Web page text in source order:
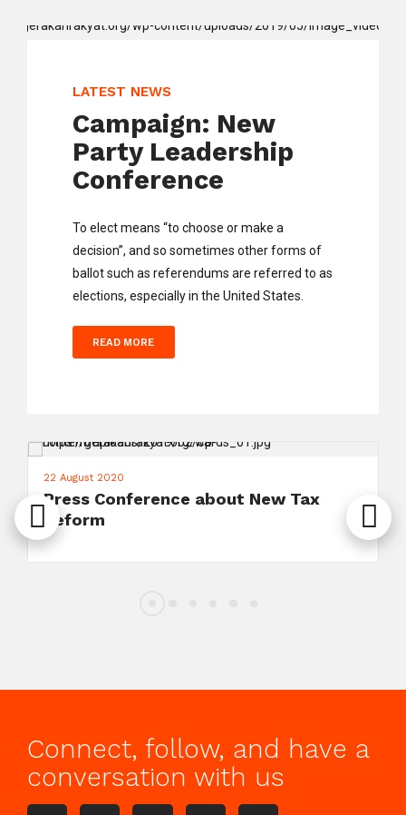
LATEST NEWS
Campaign: New
Party Leadership
Conference
To elect means “to choose or make a
decision”, and so sometimes other forms of
ballot such as referendums are referred to as
elections, especially in the United States.
READ MORE
22 August 2020
Press Conference about New Tax
Reform
Connect, follow, and have a
conversation with us